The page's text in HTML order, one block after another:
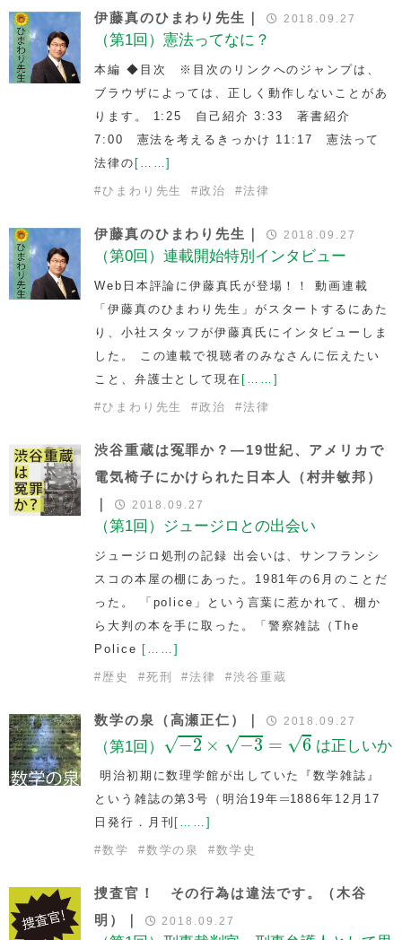
伊藤真のひまわり先生｜ 2018.09.27
（第1回）憲法ってなに？
本編 ◆目次 ※目次のリンクへのジャンプは、
ブラウザによっては、正しく動作しないことがあ
ります。 1:25 自己紹介 3:33 著書紹介
7:00 憲法を考えるきっかけ 11:17 憲法って
法律の [……]
#ひまわり先生 #政治 #法律
伊藤真のひまわり先生｜ 2018.09.27
（第0回）連載開始特別インタビュー
Web日本評論に伊藤真氏が登場！！ 動画連載
「伊藤真のひまわり先生」がスタートするにあた
り、小社スタッフが伊藤真氏にインタビューしま
した。 この連載で視聴者のみなさんに伝えたい
こと、弁護士として現在 [……]
#ひまわり先生 #政治 #法律
渋谷重蔵は冤罪か？―19世紀、アメリカで
電気椅子にかけられた日本人（村井敏邦）
2018.09.27
（第1回）ジュージロとの出会い
ジュージロ処刑の記録 出会いは、サンフランシ
スコの本屋の棚にあった。1981年の6月のことだ
った。 「police」という言葉に惹かれて、棚か
ら大判の本を手に取った。「警察雑誌（The
Police [……]
# 歴史 #死刑 #法律 #渋谷重蔵
数学の泉（高瀬正仁）｜ 2018.09.27
（第1回） √−2 × √−3 = √6
− 2×− 6
は正しいか
明治初期に数理学館が出していた『数学雑誌』
という雑誌の第3号（明治19年 =
= 1886年12月17
日発行．月刊 [……]
#数学 #数学の泉 #数学史
捜査官！ その行為は違法です。（木谷
明）｜
2018.09.27